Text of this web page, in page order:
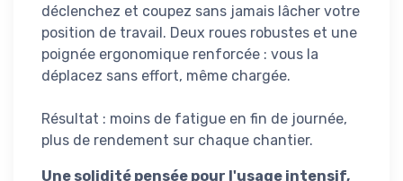
déclenchez et coupez sans jamais lâcher votre
position de travail. Deux roues robustes et une
poignée ergonomique renforcée : vous la
déplacez sans effort, même chargée.
Résultat : moins de fatigue en fin de journée,
plus de rendement sur chaque chantier.
Une solidité pensée pour l'usage intensif,